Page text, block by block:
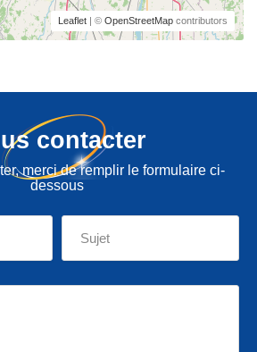
Leaflet | © OpenStreetMap contributors
contacter
merci de remplir le formulaire ci-
dessous